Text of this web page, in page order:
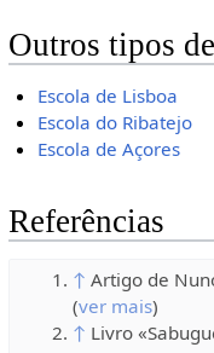
Outros tipos
Escola de Lisboa
Escola do Ribatejo
Escola de Açores
Referências
↑ Artigo de
(ver mais)
↑ Livro